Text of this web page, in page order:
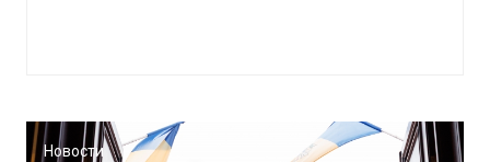
Новости